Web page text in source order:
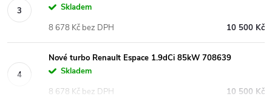
Skladem
10 500 Kč
8 678 Kč bez DPH
Nové turbo Renault Espace 1.9dCi 85kW 708639
Skladem
10 500 Kč
8 678 Kč bez DPH